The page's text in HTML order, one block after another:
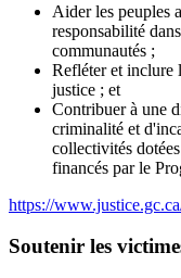
Aider les peuples
responsabilité
communautés ;
Refléter et inclure
justice ; et
Contribuer à une
criminalité et
collectivités
financés par le
https://
Soutenir les